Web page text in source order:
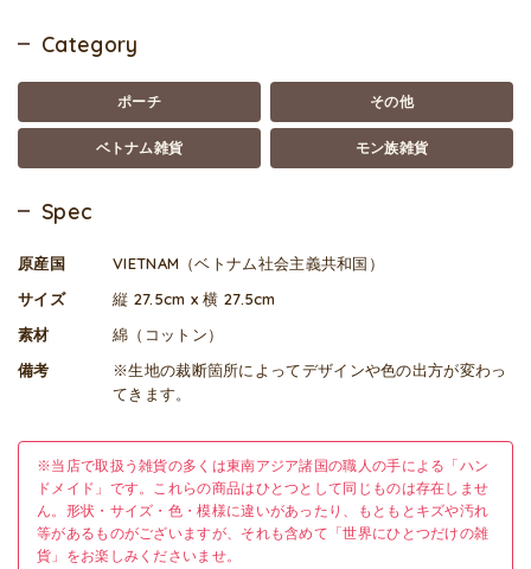
Category
ポーチ その他
ベトナム雑貨 モン族雑貨
Spec
原産国
VIETNAM（ベトナム社会主義共和国）
サイズ
縦 27.5cm x 横 27.5cm
素材
綿（コットン）
備考
※生地の裁断箇所によってデザインや色の出方が変わっ
てきます。
※当店で取扱う雑貨の多くは東南アジア諸国の職人の手による「ハン
ドメイド」です。これらの商品はひとつとして同じものは存在しませ
ん。形状・サイズ・色・模様に違いがあったり、もともとキズや汚れ
等があるものがございますが、それも含めて「世界にひとつだけの雑
貨」をお楽しみくださいませ。